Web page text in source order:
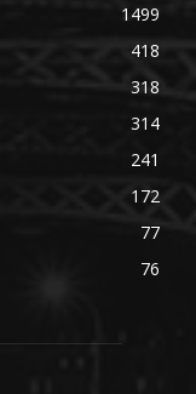
1499
418
318
314
241
172
77
76